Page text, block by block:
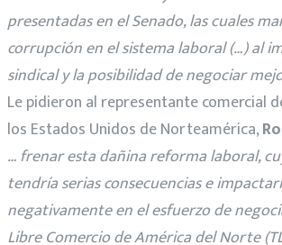
presentadas en el Senado, las cuales
corrupción en el sistema laboral (…) al
sindical y la posibilidad de negociar
Le pidieron al representante comercial
los Estados Unidos de Norteamérica,
… frenar esta dañina reforma laboral,
tendría serias consecuencias e
negativamente en el esfuerzo de
Libre Comercio de América del Norte